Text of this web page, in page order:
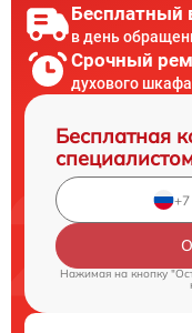
Бесплатный
в день
Срочный
духового
Бесплатная
Нажимая на кнопку